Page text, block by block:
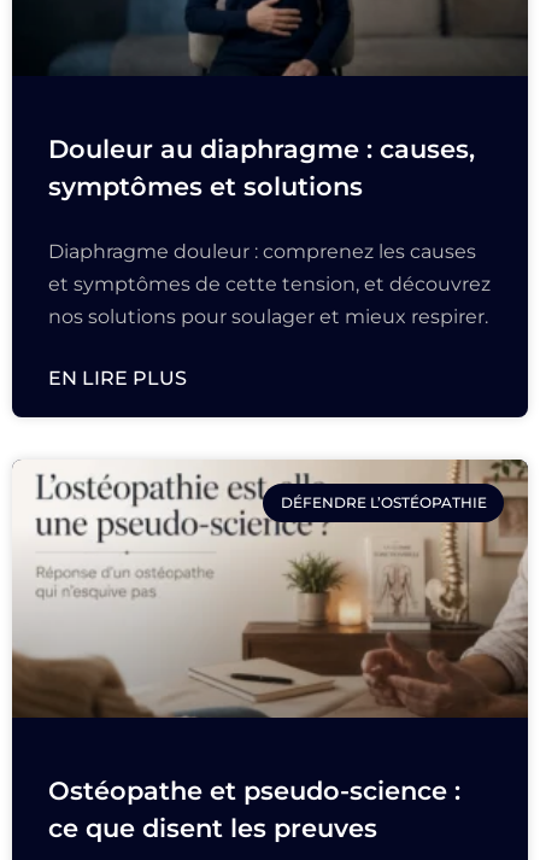
Douleur au diaphragme : causes,
symptômes et solutions
Diaphragme douleur : comprenez les causes
et symptômes de cette tension, et découvrez
nos solutions pour soulager et mieux respirer.
EN LIRE PLUS
DÉFENDRE L’OSTÉOPATHIE
Ostéopathe et pseudo-science :
ce que disent les preuves